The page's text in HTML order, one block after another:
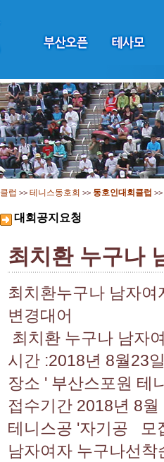
클럽 >> 테니스동호회 >> 동호인대회클럽 >>
대회공지요청
최치환 누구나
최치환누구나 남자
변경대어
최치환 누구나 남자
시간 :2018년 8월23
장소 ' 부산스포원 테
접수기간 2018년 8월
테니스공 '자기공 모
남자여자 누구나선착